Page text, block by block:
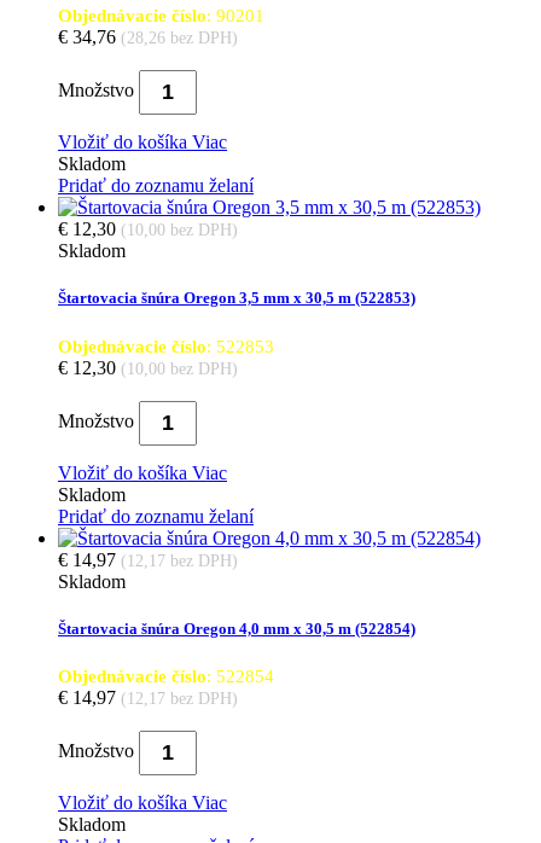
Objednávacie číslo: 90201
€ 34,76 (28,26 bez DPH)
Množstvo
Vložiť do košíka Viac
Skladom
Pridať do zoznamu želaní
€ 12,30 (10,00 bez DPH)
Skladom
Štartovacia šnúra Oregon 3,5 mm x 30,5 m (522853)
Objednávacie číslo: 522853
€ 12,30 (10,00 bez DPH)
Množstvo
Vložiť do košíka Viac
Skladom
Pridať do zoznamu želaní
€ 14,97 (12,17 bez DPH)
Skladom
Štartovacia šnúra Oregon 4,0 mm x 30,5 m (522854)
Objednávacie číslo: 522854
€ 14,97 (12,17 bez DPH)
Množstvo
Vložiť do košíka Viac
Skladom